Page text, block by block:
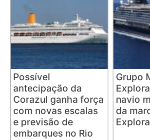
Possível
antecipação da
Corazul ganha força
com novas escalas
e previsão de
embarques no Rio
Grupo
navio
da